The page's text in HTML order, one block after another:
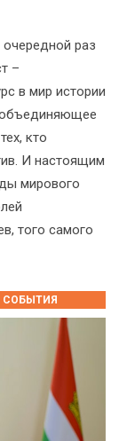
раз
–
в мир истории
объединяющее
кто
И настоящим
мирового
того самого
СОБЫТИЯ